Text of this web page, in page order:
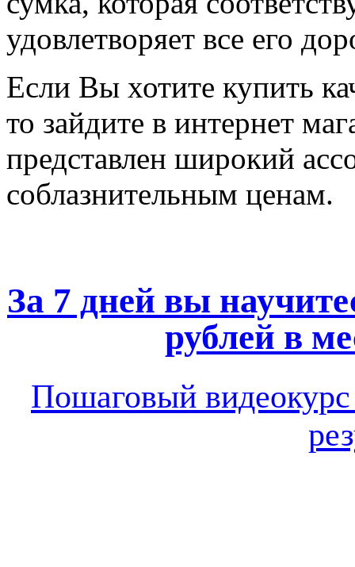
удовлетворяет все его
Если Вы хотите купить
то зайдите в интернет
представлен широкий
соблазнительным ценам.
За 7 дней вы
рублей в
Пошаговый